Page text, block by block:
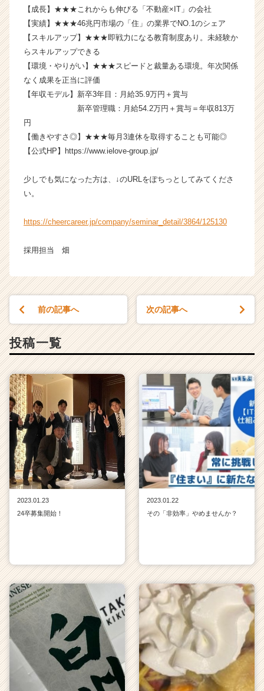
ャ
リ
ア
（C
h
e
e
r
C
r
e
r）
【成長】★★★これからも伸びる「不動産×IT」の会社
【実績】★★★46兆円市場の「住」の業界でNO.1のシェア
【スキルアップ】★★★即戦力になる教育制度あり。未経験か
らスキルアップできる
【環境・やりがい】★★★スピードと裁量ある環境。年次関係
なく成果を正当に評価
【年収モデル】新卒3年目：月給35.9万円＋賞与
新卒管理職：月給54.2万円＋賞与＝年収813万
円
【働きやすさ◎】★★★毎月3連休を取得することも可能◎
【公式HP】https://www.ielove-group.jp/
少しでも気になった方は、↓のURLをぽちっとしてみてくださ
い。
https://cheercareer.jp/company/seminar_detail/3864/125130
採用担当 畑
前の記事へ 次の記事へ
投稿一覧
2023.01.23
24卒募集開始！
2023.01.22
その「非効率」やめませんか？